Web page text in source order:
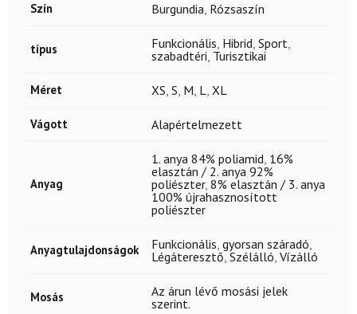
Szín Burgundia, Rózsaszín
típus Funkcionális, Hibrid, Sport,
szabadtéri, Turisztikai
Méret XS, S, M, L, XL
Vágott Alapértelmezett
Anyag
1. anya 84% poliamid, 16%
elasztán / 2. anya 92%
poliészter, 8% elasztán / 3. anya
100% újrahasznosított
poliészter
Anyagtulajdonságok Funkcionális, gyorsan száradó,
Légáteresztő, Szélálló, Vízálló
Mosás
Az árun lévő mosási jelek
szerint.